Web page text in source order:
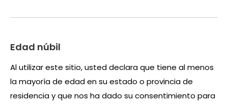
Edad núbil
Al utilizar este sitio, usted declara que tiene al menos
la mayoría de edad en su estado o provincia de
residencia y que nos ha dado su consentimiento para